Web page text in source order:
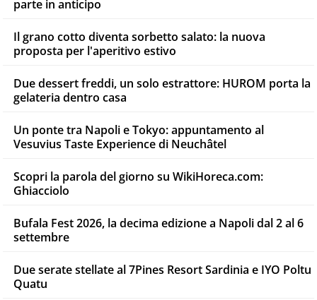
parte in anticipo
Il grano cotto diventa sorbetto salato: la nuova
proposta per l'aperitivo estivo
Due dessert freddi, un solo estrattore: HUROM porta la
gelateria dentro casa
Un ponte tra Napoli e Tokyo: appuntamento al
Vesuvius Taste Experience di Neuchâtel
Scopri la parola del giorno su WikiHoreca.com:
Ghiacciolo
Bufala Fest 2026, la decima edizione a Napoli dal 2 al 6
settembre
Due serate stellate al 7Pines Resort Sardinia e IYO Poltu
Quatu